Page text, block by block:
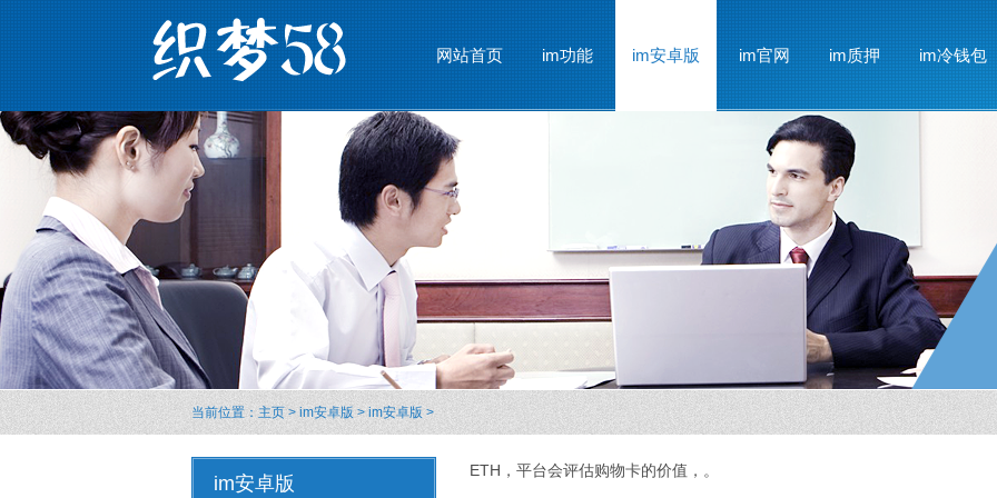
网站首页 im功能 im安卓版 im官网 im质押 im冷钱包
当前位置： 主页> im安卓版 >im安卓版>
ETH，平台会评估购物卡的价值，。
im安卓版